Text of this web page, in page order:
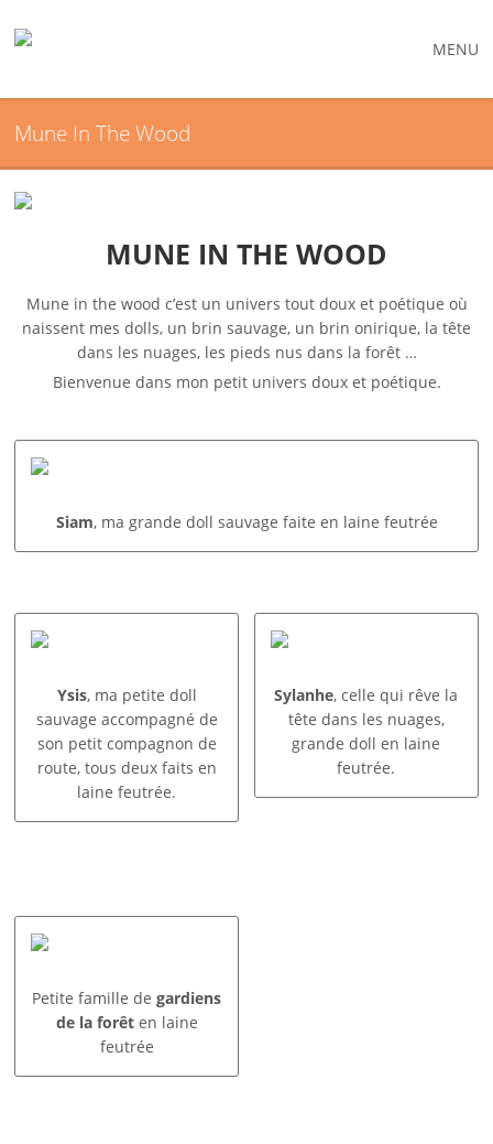
MENU
Mune In The Wood
MUNE IN THE WOOD
Mune in the wood c’est un univers tout doux et poétique où
naissent mes dolls, un brin sauvage, un brin onirique, la tête
dans les nuages, les pieds nus dans la forêt …
Bienvenue dans mon petit univers doux et poétique.
Siam, ma grande doll sauvage faite en laine feutrée
Ysis, ma petite doll
sauvage accompagné de
son petit compagnon de
route, tous deux faits en
laine feutrée.
Sylanhe, celle qui rêve la
tête dans les nuages,
grande doll en laine
feutrée.
Petite famille degardiens
de la forêten laine
feutrée